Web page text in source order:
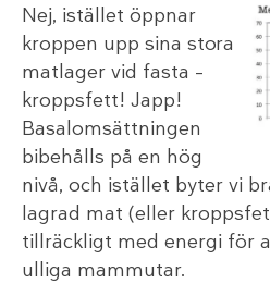
Nej, istället öppnar
kroppen upp sina stora
matlager vid fasta –
kroppsfett! Japp!
Basalomsättningen
bibehålls på en hög
nivå, och istället byter vi
lagrad mat (eller
tillräckligt med energi för
ulliga mammutar.